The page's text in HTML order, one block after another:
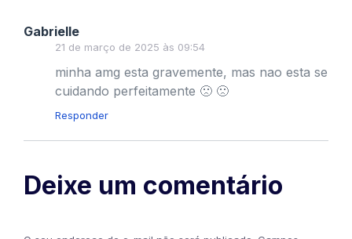
Gabrielle
21 de março de 2025 às 09:54
minha amg esta gravemente, mas nao esta se
cuidando perfeitamente 🙁 🙁
Responder
Deixe um comentário